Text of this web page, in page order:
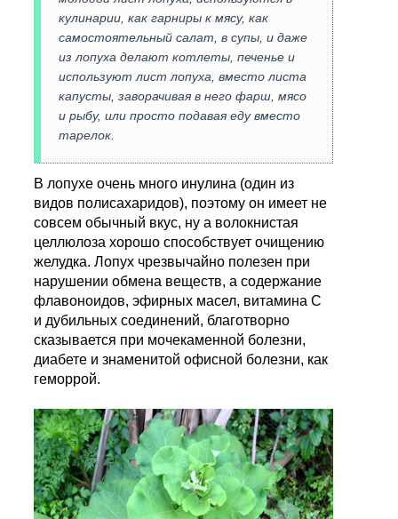
кулинарии, как гарниры к мясу, как
самостоятельный салат, в супы, и даже
из лопуха делают котлеты, печенье и
используют лист лопуха, вместо листа
капусты, заворачивая в него фарш, мясо
и рыбу, или просто подавая еду вместо
тарелок.
В лопухе очень много инулина (один из
видов полисахаридов), поэтому он имеет не
совсем обычный вкус, ну а волокнистая
целлюлоза хорошо способствует очищению
желудка. Лопух чрезвычайно полезен при
нарушении обмена веществ, а содержание
флавоноидов, эфирных масел, витамина С
и дубильных соединений, благотворно
сказывается при мочекаменной болезни,
диабете и знаменитой офисной болезни, как
геморрой.